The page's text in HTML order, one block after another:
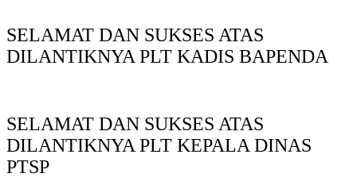
SELAMAT DAN SUKSES ATAS
DILANTIKNYA PLT KADIS BAPENDA
SELAMAT DAN SUKSES ATAS
DILANTIKNYA PLT KEPALA DINAS
PTSP